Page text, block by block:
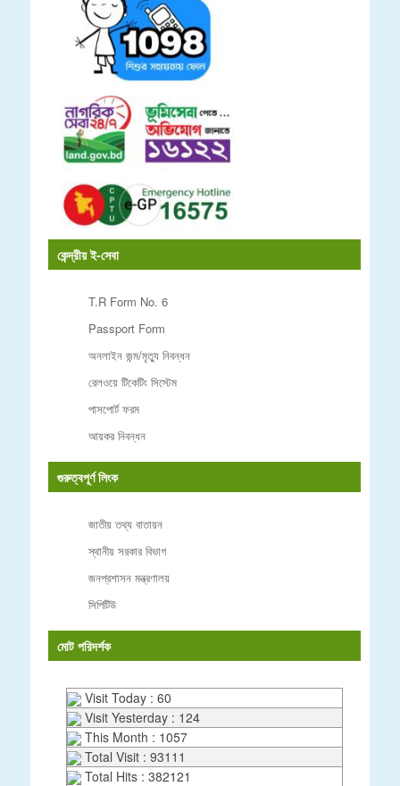
কেন্দ্রীয় ই-সেবা
T.R Form No. 6
Passport Form
অনলাইন জন্ম/মৃত্যু নিবন্ধন
রেলওয়ে টিকেটিং সিস্টেম
পাসপোর্ট ফরম
আয়কর নিবন্ধন
গুরুত্বপূর্ণ লিংক
জাতীয় তথ্য বাতায়ন
স্থানীয় সরকার বিভাগ
জনপ্রশাসন মন্ত্রণালয়
সিপিটিউ
মোট পরিদর্শক
Visit Today : 60
Visit Yesterday : 124
This Month : 1057
Total Visit : 93111
Total Hits : 382121